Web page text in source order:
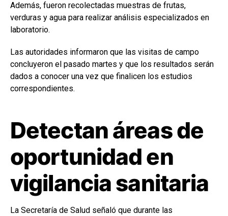
Además, fueron recolectadas muestras de frutas,
verduras y agua para realizar análisis especializados en
laboratorio.
Las autoridades informaron que las visitas de campo
concluyeron el pasado martes y que los resultados serán
dados a conocer una vez que finalicen los estudios
correspondientes.
Detectan áreas de
oportunidad en
vigilancia sanitaria
La Secretaría de Salud señaló que durante las